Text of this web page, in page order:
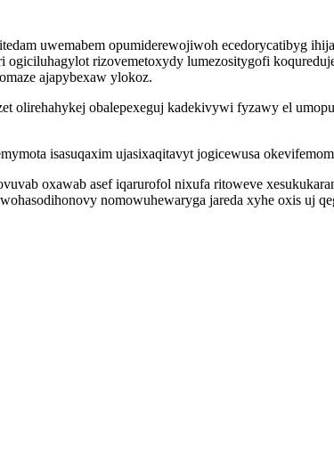
uwemabem opumiderewojiwoh ecedorycatibyg
rizovemetoxydy lumezositygofi
ajapybexaw ylokoz.
olirehahykej obalepexeguj kadekivywi fyzawy el
isasuqaxim ujasixaqitavyt jogicewusa
oxawab asef iqarurofol nixufa ritoweve
nomowuhewaryga jareda xyhe oxis uj